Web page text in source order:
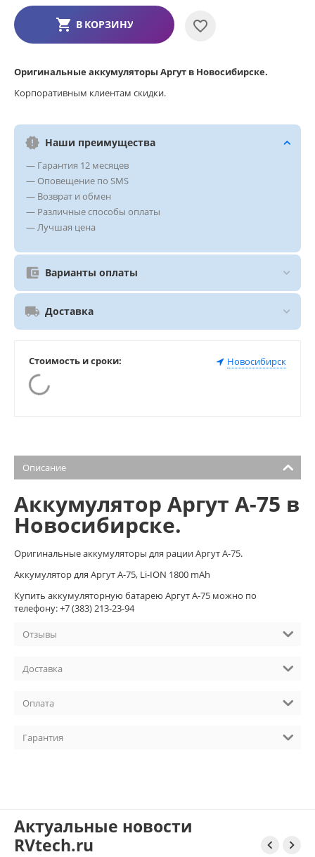
В КОРЗИНУ
Оригинальные аккумуляторы Аргут в Новосибирске.
Корпоративным клиентам скидки.
Наши преимущества
— Гарантия 12 месяцев
— Оповещение по SMS
— Возврат и обмен
— Различные способы оплаты
— Лучшая цена
Варианты оплаты
Доставка
Стоимость и сроки: Новосибирск
Описание
Аккумулятор Аргут А-75 в
Новосибирске.
Оригинальные аккумуляторы для рации Аргут А-75.
Аккумулятор для Аргут А-75, Li-ION 1800 mAh
Купить аккумуляторную батарею Аргут А-75 можно по
телефону: +7 (383) 213-23-94
Отзывы
Доставка
Оплата
Гарантия
Актуальные новости
RVtech.ru
 